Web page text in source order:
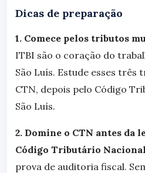
Dicas de preparação
1. Comece pelos tributos
ITBI são o coração do
São Luís. Estude esses
CTN, depois pelo Código
São Luís.
2. Domine o CTN antes da
Código Tributário Nacional
prova de auditoria fiscal.